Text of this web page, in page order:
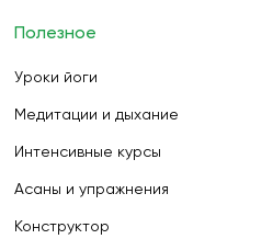
Полезное
Уроки йоги
Медитации и дыхание
Интенсивные курсы
Асаны и упражнения
Конструктор